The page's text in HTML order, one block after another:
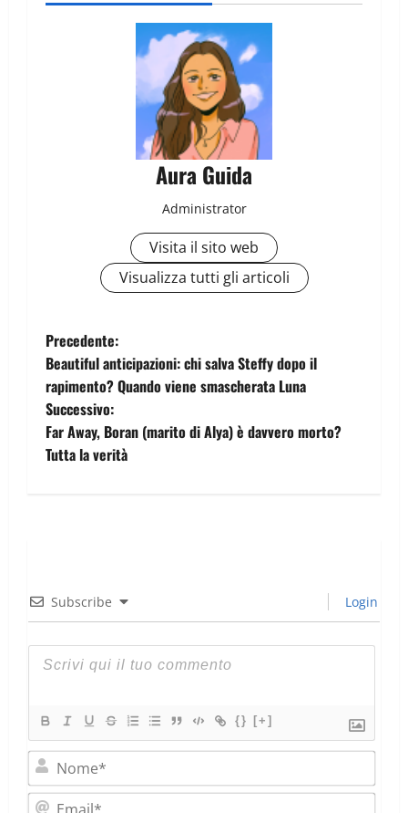
Aura Guida
Administrator
Visita il sito web
Visualizza tutti gli articoli
Precedente:
Beautiful anticipazioni: chi salva Steffy dopo il
rapimento? Quando viene smascherata Luna
Successivo:
Far Away, Boran (marito di Alya) è davvero morto?
Tutta la verità
Subscribe Login
{} [+]